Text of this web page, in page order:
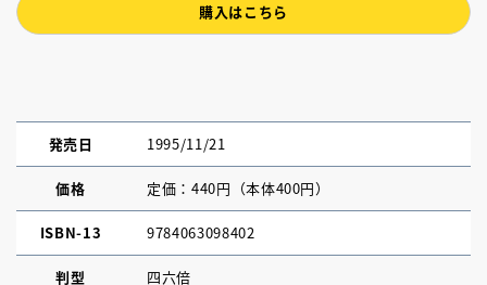
購入はこちら
発売日 1995/11/21
価格 定価：440円（本体400円）
ISBN-13 9784063098402
判型 四六倍